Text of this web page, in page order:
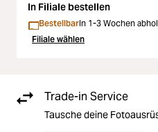
In Filiale bestellen
BestellbarIn 1-3 Wochen
Filiale wählen
Trade-in Service
Tausche deine